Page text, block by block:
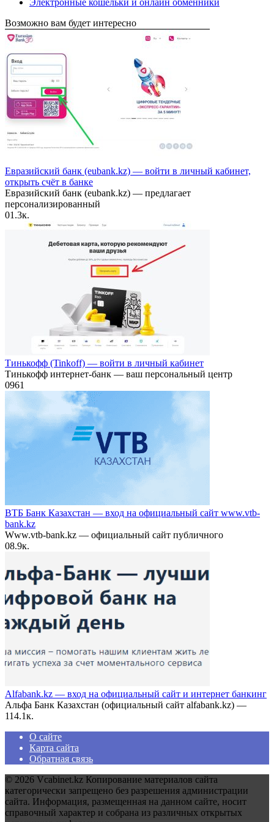
Электронные кошельки и онлайн обменники
Возможно вам будет интересно
Евразийский банк (eubank.kz) — войти в личный кабинет,
открыть счёт в банке
Евразийский банк (eubank.kz) — предлагает
персонализированный
01.3к.
Тинькофф (Tinkoff) — войти в личный кабинет
Тинькофф интернет-банк — ваш персональный центр
0961
ВТБ Банк Казахстан — вход на официальный сайт www.vtb-
bank.kz
Www.vtb-bank.kz — официальный сайт публичного
08.9к.
Alfabank.kz — вход на официальный сайт и интернет банкинг
Альфа Банк Казахстан (официальный сайт alfabank.kz) —
114.1к.
О сайте
Карта сайта
Обратная связь
© 2026 Vcabinet.kz Копирование материалов сайта
категорически запрещено без разрешения администрации
сайта. Информация, размещенная на данном сайте, носит
справочный характер и собрана из различных открытых